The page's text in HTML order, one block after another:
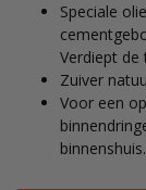
Speciale
Verdiept de
Zuiver
Voor een
binnenshuis.